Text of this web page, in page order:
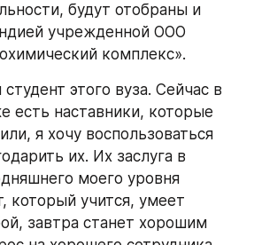
будут отобраны и
учрежденной ООО
комплекс».
этого вуза. Сейчас в
есть наставники, которые
я хочу воспользоваться
их. Их заслуга в
моего уровня
который учится, умеет
завтра станет хорошим